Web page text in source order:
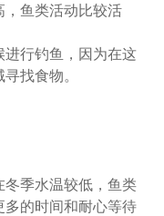
鱼类活动比较活
行钓鱼，因为在这
找食物。
季水温较低，鱼类
的时间和耐心等待